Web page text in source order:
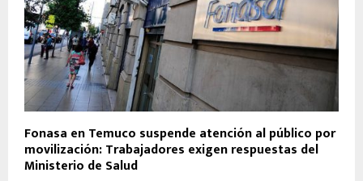
Fonasa en Temuco suspende atención al público por
movilización: Trabajadores exigen respuestas del
Ministerio de Salud